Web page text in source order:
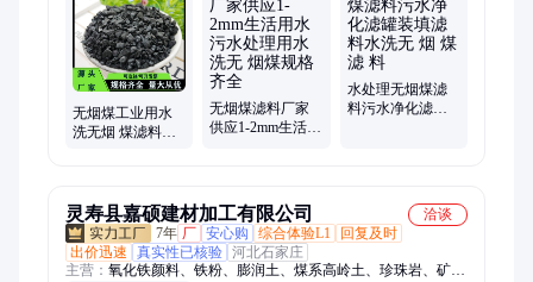
无烟煤工业用水
洗无烟 煤滤料饮
无烟煤滤料厂家
供应1-2mm生活用
水处理无烟煤滤
料污水净化滤罐
灵寿县嘉硕建材加工有限公司
洽谈
7年 厂 安心购 综合体验L1
回复及时
出价迅速
真实性已核验 河北石家庄
主营： 氧化铁颜料、铁粉、膨润土、煤系高岭土、珍珠岩、矿物